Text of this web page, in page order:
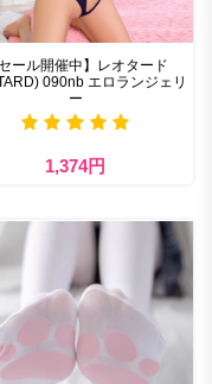
セール開催中】レオタード
090nb エロランジェリ
ー
1,374円